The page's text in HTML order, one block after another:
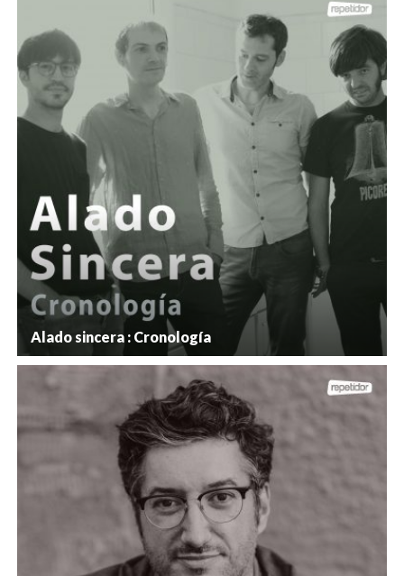
Alado sincera : Cronología